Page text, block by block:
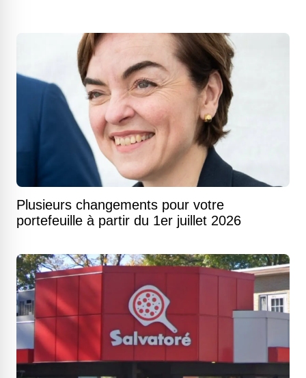
Plusieurs changements pour votre
portefeuille à partir du 1er juillet 2026